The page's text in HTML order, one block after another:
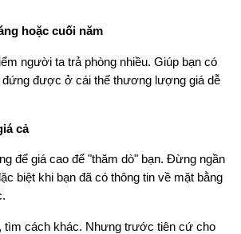
hoặc cuối năm
người ta trả phòng nhiều. Giúp bạn có
đứng được ở cái thế thương lượng giá dễ
cả
để giá cao để "thăm dò" bạn. Đừng ngần
biệt khi bạn đã có thông tin về mặt bằng
tìm cách khác. Nhưng trước tiên cứ cho